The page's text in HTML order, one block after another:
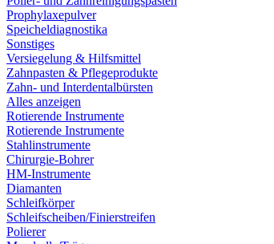
Prophylaxepulver
Speicheldiagnostika
Sonstiges
Versiegelung & Hilfsmittel
Zahnpasten & Pflegeprodukte
Zahn- und Interdentalbürsten
Alles anzeigen
Rotierende Instrumente
Rotierende Instrumente
Stahlinstrumente
Chirurgie-Bohrer
HM-Instrumente
Diamanten
Schleifkörper
Schleifscheiben/Finierstreifen
Polierer